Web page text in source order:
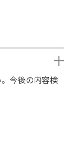
今後の内容検